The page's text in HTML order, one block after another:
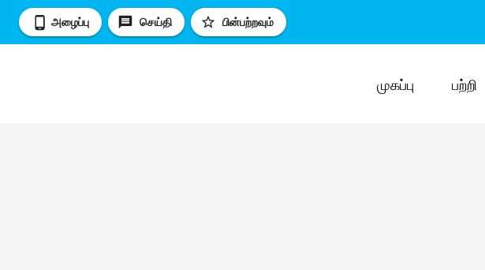
அழைப்பு செய்தி பின்பற்றவும்
முகப்பு பற்றி